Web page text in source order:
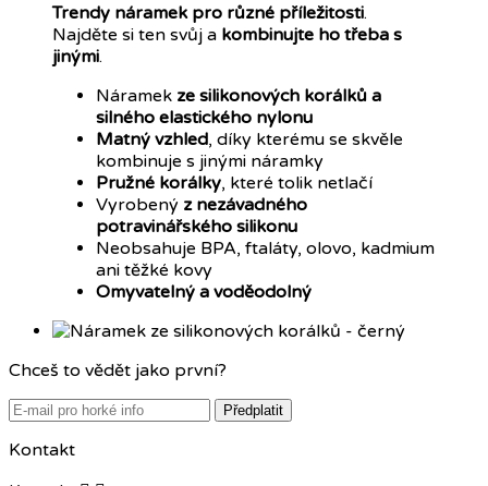
Trendy náramek pro různé příležitosti.
Najděte si ten svůj a kombinujte ho třeba s
jinými.
Náramek ze silikonových korálků a
silného elastického nylonu
Matný vzhled, díky kterému se skvěle
kombinuje s jinými náramky
Pružné korálky, které tolik netlačí
Vyrobený z nezávadného
potravinářského silikonu
Neobsahuje BPA, ftaláty, olovo, kadmium
ani těžké kovy
Omyvatelný a voděodolný
Chceš to vědět jako první?
Předplatit
Kontakt